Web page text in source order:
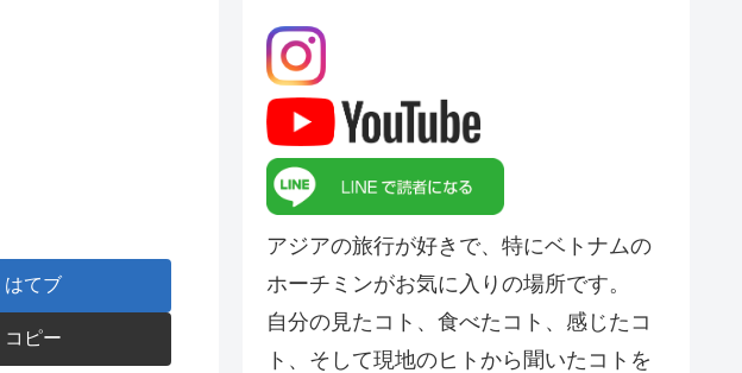
はてブ
コピー
アジアの旅行が好きで、特にベトナムの
ホーチミンがお気に入りの場所です。
自分の見たコト、食べたコト、感じたコ
ト、そして現地のヒトから聞いたコトを